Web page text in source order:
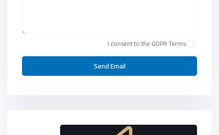
I consent to the GDPR Terms